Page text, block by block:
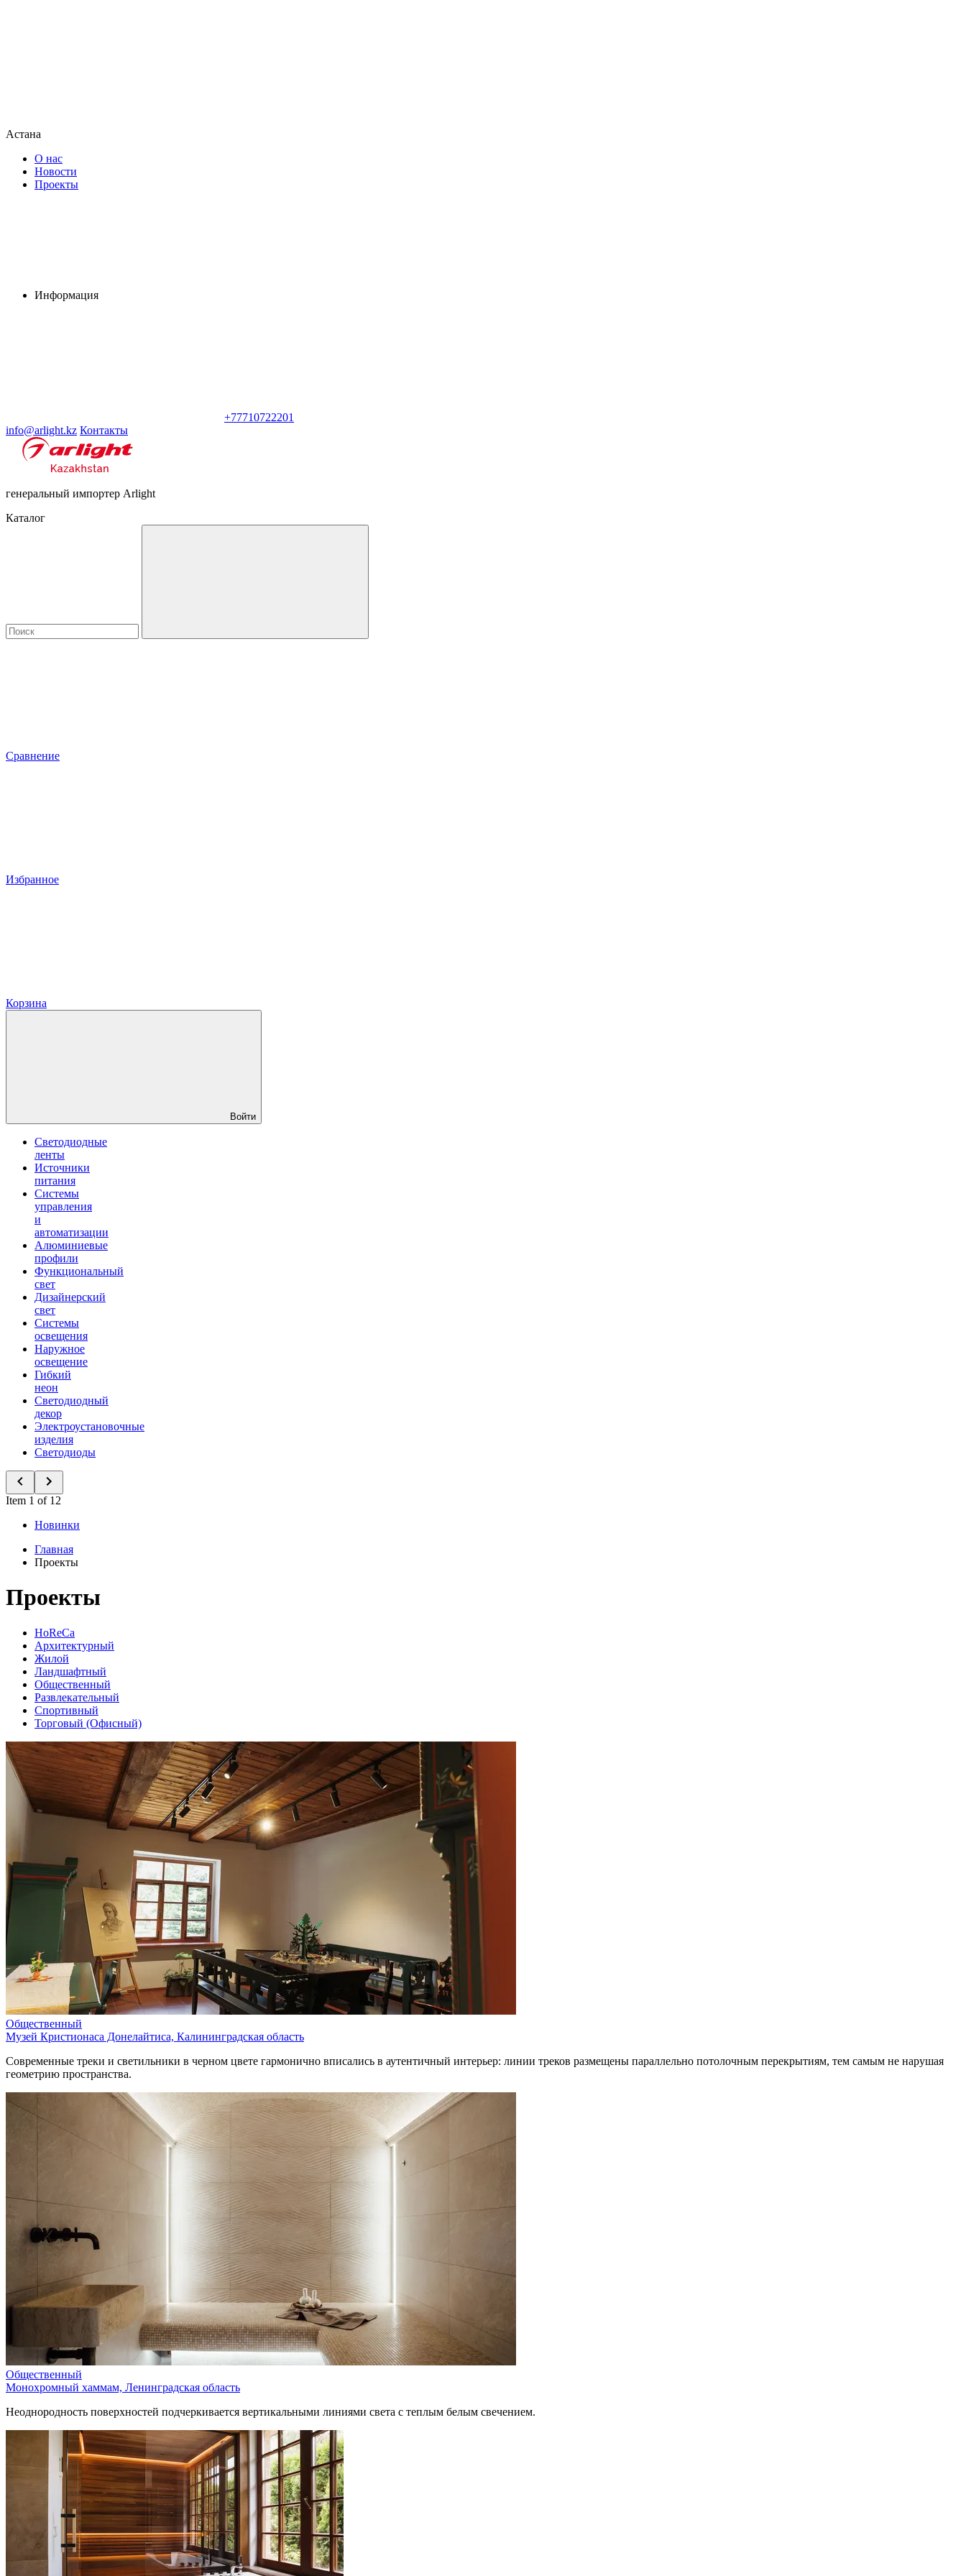
Астана
О нас
Новости
Проекты
Информация
+77710722201
info@arlight.kz Контакты
генеральный импортер Arlight
Каталог
Сравнение
Избранное
Корзина
Войти
Светодиодные
ленты
Источники
питания
Системы
управления
и
автоматизации
Алюминиевые
профили
Функциональный
свет
Дизайнерский
свет
Системы
освещения
Наружное
освещение
Гибкий
неон
Светодиодный
декор
Электроустановочные
изделия
Светодиоды
Item 1 of 12
Новинки
Главная
Проекты
Проекты
HoReCa
Архитектурный
Жилой
Ландшафтный
Общественный
Развлекательный
Спортивный
Торговый (Офисный)
Общественный
Музей Кристионаса Донелайтиса, Калининградская область
Современные треки и светильники в черном цвете гармонично вписались в аутентичный интерьер: линии треков размещены параллельно потолочным перекрытиям, тем самым не нарушая
геометрию пространства.
Общественный
Монохромный хаммам, Ленинградская область
Неоднородность поверхностей подчеркивается вертикальными линиями света с теплым белым свечением.